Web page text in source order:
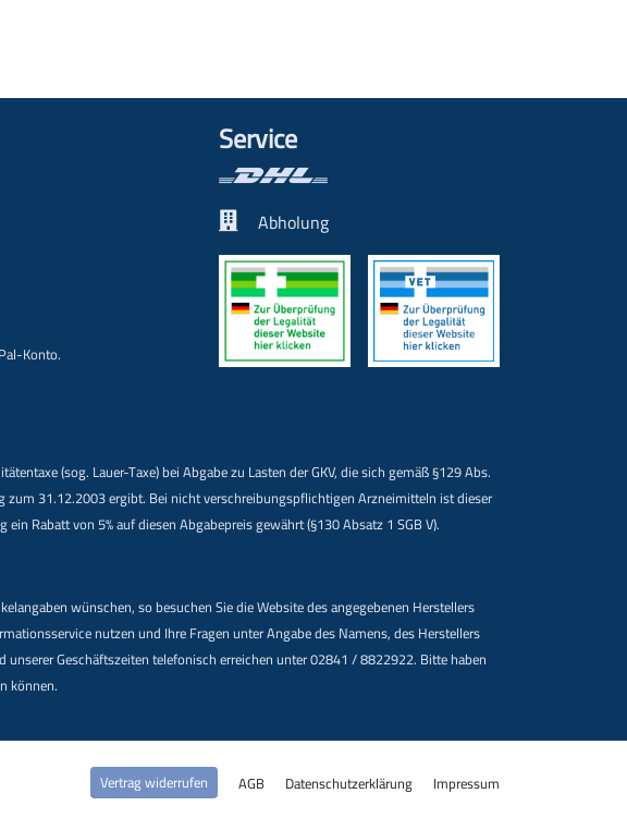
Konto.
Service
Abholung
(sog. Lauer-Taxe) bei Abgabe zu Lasten der GKV, die sich gemäß §129 Abs.
zum 31.12.2003 ergibt. Bei nicht verschreibungspflichtigen Arzneimitteln ist dieser
Rabatt von 5% auf diesen Abgabepreis gewährt (§130 Absatz 1 SGB V).
wünschen, so besuchen Sie die Website des angegebenen Herstellers
nutzen und Ihre Fragen unter Angabe des Namens, des Herstellers
Geschäftszeiten telefonisch erreichen unter 02841 / 8822922. Bitte haben
können.
Vertrag widerrufen AGB Datenschutzerklärung Impressum